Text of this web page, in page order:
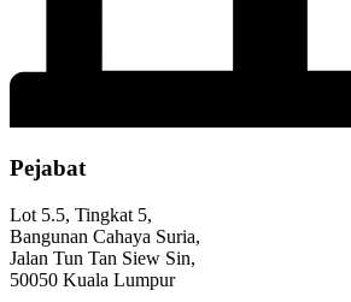
Pejabat
Lot 5.5, Tingkat 5,
Bangunan Cahaya Suria,
Jalan Tun Tan Siew Sin,
50050 Kuala Lumpur